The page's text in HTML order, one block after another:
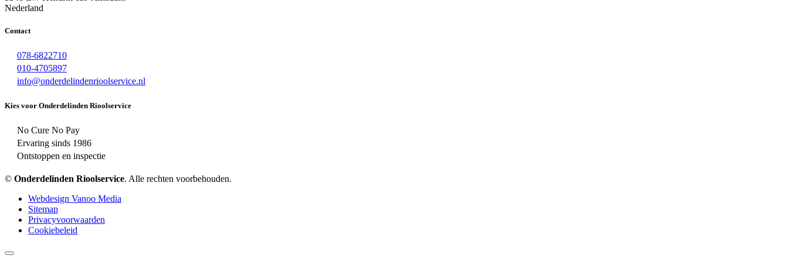
Nederland
Contact
078-6822710
010-4705897
info@onderdelindenrioolservice.nl
Kies voor Onderdelinden Rioolservice
No Cure No Pay
Ervaring sinds 1986
Ontstoppen en inspectie
© Onderdelinden Rioolservice. Alle rechten voorbehouden.
Webdesign Vanoo Media
Sitemap
Privacyvoorwaarden
Cookiebeleid